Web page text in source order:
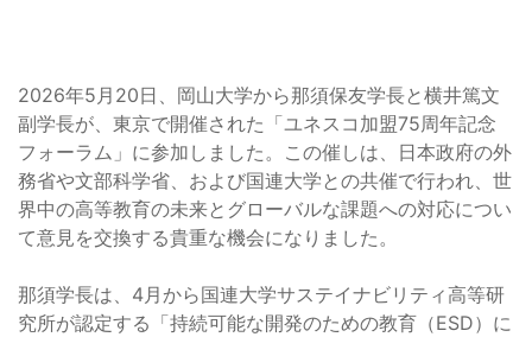
2026年5月20日、岡山大学から那須保友学長と横井篤文
副学長が、東京で開催された「ユネスコ加盟75周年記念
フォーラム」に参加しました。この催しは、日本政府の外
務省や文部科学省、および国連大学との共催で行われ、世
界中の高等教育の未来とグローバルな課題への対応につい
て意見を交換する貴重な機会になりました。
那須学長は、4月から国連大学サステイナビリティ高等研
究所が認定する「持続可能な開発のための教育（ESD）に